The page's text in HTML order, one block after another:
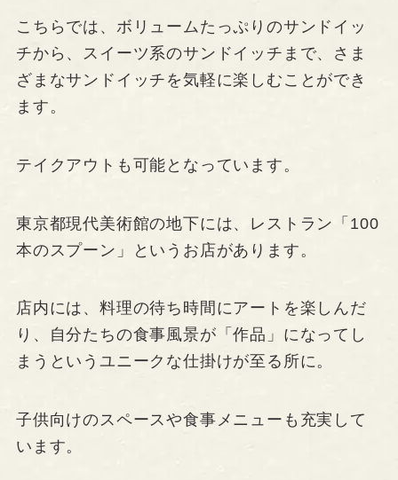
こちらでは、ボリュームたっぷりのサンドイッ
チから、スイーツ系のサンドイッチまで、さま
ざまなサンドイッチを気軽に楽しむことができ
ます。
テイクアウトも可能となっています。
東京都現代美術館の地下には、レストラン「100
本のスプーン」というお店があります。
店内には、料理の待ち時間にアートを楽しんだ
り、自分たちの食事風景が「作品」になってし
まうというユニークな仕掛けが至る所に。
子供向けのスペースや食事メニューも充実して
います。